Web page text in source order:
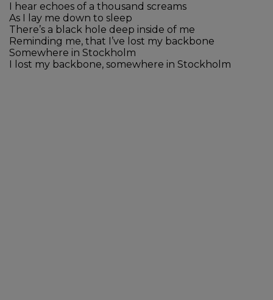
I hear echoes of a thousand screams
As I lay me down to sleep
There’s a black hole deep inside of me
Reminding me, that I’ve lost my backbone
Somewhere in Stockholm
I lost my backbone, somewhere in Stockholm